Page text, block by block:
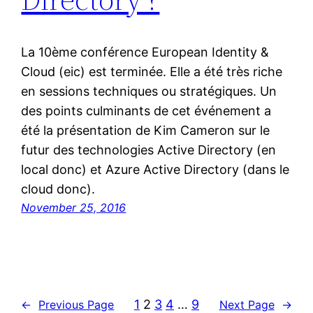
La 10ème conférence European Identity &
Cloud (eic) est terminée. Elle a été très riche
en sessions techniques ou stratégiques. Un
des points culminants de cet événement a
été la présentation de Kim Cameron sur le
futur des technologies Active Directory (en
local donc) et Azure Active Directory (dans le
cloud donc).
November 25, 2016
← Previous Page 1 2 3 4 … 9 Next Page →